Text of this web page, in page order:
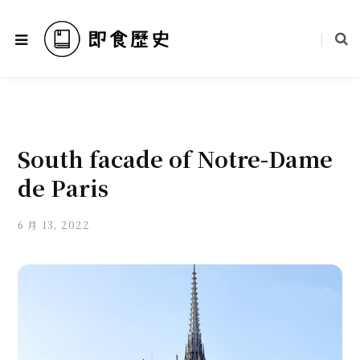
South facade of Notre-Dame
de Paris
6 月 13, 2022